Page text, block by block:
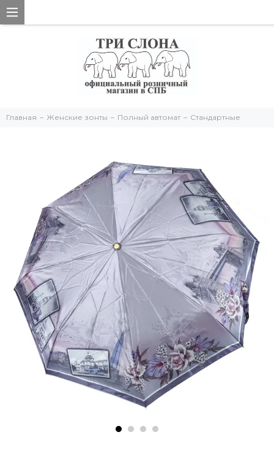
Главная Женские зонты Полный автомат Стандартные